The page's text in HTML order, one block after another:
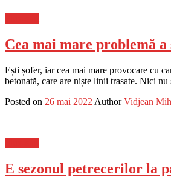
Cea mai mare problemă
Ești șofer, iar cea mai mare provocare cu
betonată, care are niște linii trasate. Nici
Posted on 26 mai 2022 Author Vidjean
E sezonul petrecerilor la